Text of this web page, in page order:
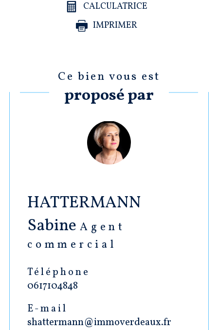
CALCULATRICE
IMPRIMER
Ce bien vous est
proposé par
HATTERMANN
Sabine Agent
commercial
Téléphone
0617104848
E-mail
shattermann@immoverdeaux.fr